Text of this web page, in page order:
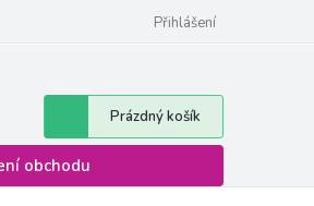
pro odstoupení od smlouvy
Přihlášení
Nákupní
košík
Prázdný košík
obchodu